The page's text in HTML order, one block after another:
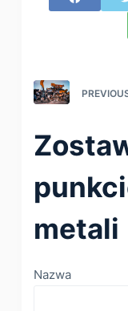
metali
Nazwa